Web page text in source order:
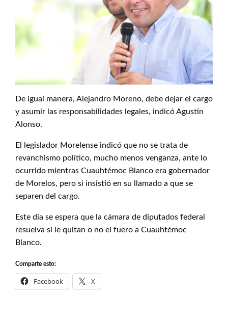
De igual manera, Alejandro Moreno, debe dejar el cargo
y asumir las responsabilidades legales, indicó Agustín
Alonso.
El legislador Morelense indicó que no se trata de
revanchismo político, mucho menos venganza, ante lo
ocurrido mientras Cuauhtémoc Blanco era gobernador
de Morelos, pero si insistió en su llamado a que se
separen del cargo.
Este día se espera que la cámara de diputados federal
resuelva si le quitan o no el fuero a Cuauhtémoc
Blanco.
Comparte esto:
Facebook X